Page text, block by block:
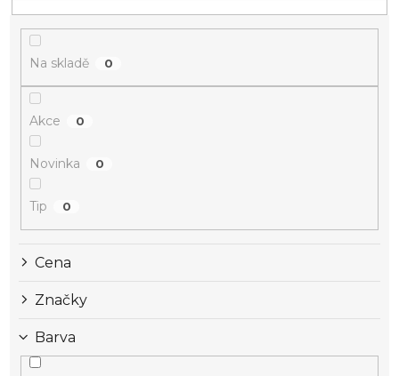
Na skladě 0
Akce 0
Novinka 0
Tip 0
Cena
Značky
Barva